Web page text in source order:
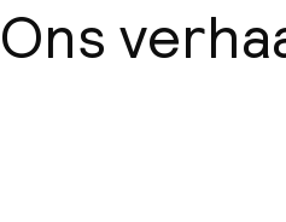
Ons